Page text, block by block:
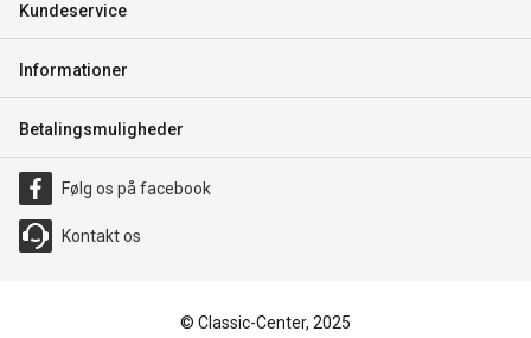
Kundeservice
Informationer
Betalingsmuligheder
Følg os på facebook
Kontakt os
© Classic-Center, 2025